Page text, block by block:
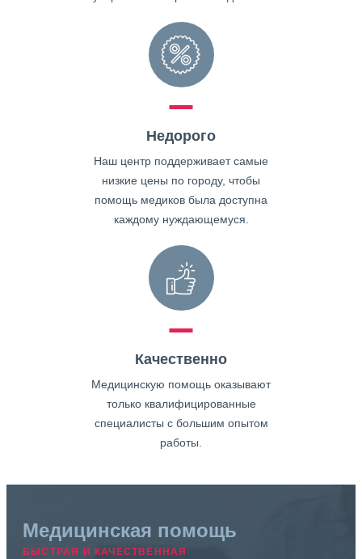
Недорого
Наш центр поддерживает самые
низкие цены по городу, чтобы
помощь медиков была доступна
каждому нуждающемуся.
Качественно
Медицинскую помощь оказывают
только квалифицированные
специалисты с большим опытом
работы.
Медицинская помощь
БЫСТРАЯ И КАЧЕСТВЕННАЯ